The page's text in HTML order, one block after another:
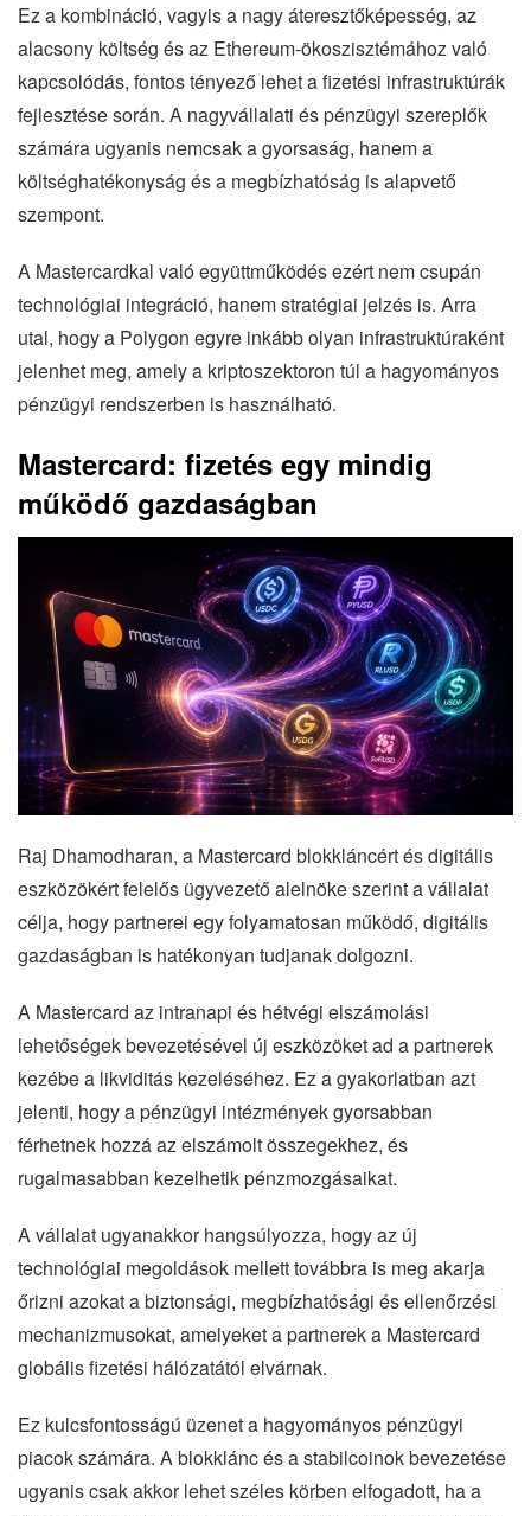
Ez a kombináció, vagyis a nagy áteresztőképesség, az
alacsony költség és az Ethereum-ökoszisztémához való
kapcsolódás, fontos tényező lehet a fizetési infrastruktúrák
fejlesztése során. A nagyvállalati és pénzügyi szereplők
számára ugyanis nemcsak a gyorsaság, hanem a
költséghatékonyság és a megbízhatóság is alapvető
szempont.
A Mastercardkal való együttműködés ezért nem csupán
technológiai integráció, hanem stratégiai jelzés is. Arra
utal, hogy a Polygon egyre inkább olyan infrastruktúraként
jelenhet meg, amely a kriptoszektoron túl a hagyományos
pénzügyi rendszerben is használható.
Mastercard: fizetés egy mindig
működő gazdaságban
Raj Dhamodharan, a Mastercard blokkláncért és digitális
eszközökért felelős ügyvezető alelnöke szerint a vállalat
célja, hogy partnerei egy folyamatosan működő, digitális
gazdaságban is hatékonyan tudjanak dolgozni.
A Mastercard az intranapi és hétvégi elszámolási
lehetőségek bevezetésével új eszközöket ad a partnerek
kezébe a likviditás kezeléséhez. Ez a gyakorlatban azt
jelenti, hogy a pénzügyi intézmények gyorsabban
férhetnek hozzá az elszámolt összegekhez, és
rugalmasabban kezelhetik pénzmozgásaikat.
A vállalat ugyanakkor hangsúlyozza, hogy az új
technológiai megoldások mellett továbbra is meg akarja
őrizni azokat a biztonsági, megbízhatósági és ellenőrzési
mechanizmusokat, amelyeket a partnerek a Mastercard
globális fizetési hálózatától elvárnak.
Ez kulcsfontosságú üzenet a hagyományos pénzügyi
piacok számára. A blokklánc és a stabilcoinok bevezetése
ugyanis csak akkor lehet széles körben elfogadott, ha a